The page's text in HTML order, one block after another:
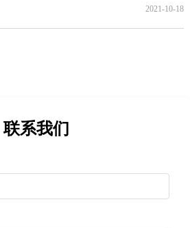
2021-10-18
联系我们